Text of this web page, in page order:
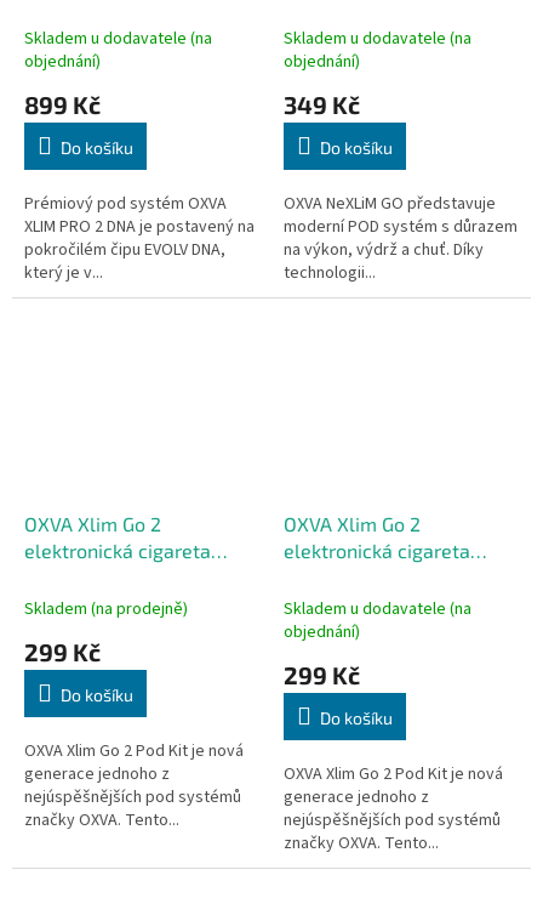
Skladem u dodavatele (na
objednání)
899 Kč
Do košíku
Prémiový pod systém OXVA
XLIM PRO 2 DNA je postavený na
pokročilém čipu EVOLV DNA,
který je v...
Skladem u dodavatele (na
objednání)
349 Kč
Do košíku
OXVA NeXLiM GO představuje
moderní POD systém s důrazem
na výkon, výdrž a chuť. Díky
technologii...
OXVA Xlim Go 2
elektronická cigareta
Skladem (na prodejně)
299 Kč
Do košíku
OXVA Xlim Go 2 Pod Kit je nová
generace jednoho z
nejúspěšnějších pod systémů
značky OXVA. Tento...
OXVA Xlim Go 2
elektronická cigareta
Skladem u dodavatele (na
objednání)
299 Kč
Do košíku
OXVA Xlim Go 2 Pod Kit je nová
generace jednoho z
nejúspěšnějších pod systémů
značky OXVA. Tento...